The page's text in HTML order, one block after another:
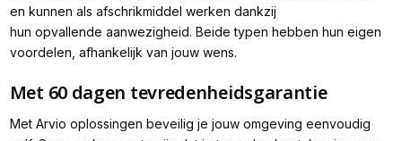
en kunnen als afschrikmiddel werken dankzij
hun opvallende aanwezigheid. Beide typen hebben hun eigen
voordelen, afhankelijk van jouw wens.
Met 60 dagen tevredenheidsgarantie
Met Arvio oplossingen beveilig je jouw omgeving eenvoudig